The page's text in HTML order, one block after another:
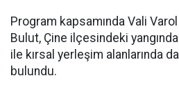
Program kapsamında Vali Varol
Bulut, Çine ilçesindeki
ile kırsal yerleşim alanlarında
bulundu.